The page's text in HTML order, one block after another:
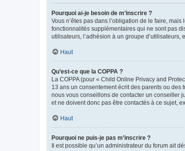
Pourquoi ai-je besoin de m’inscrire ?
Vous n’êtes pas dans l’obligation de le faire,
fonctionnalités supplémentaires qui ne sont pas
utilisateurs, l’adhésion à un groupe d’utilisateurs,
Haut
Qu’est-ce que la COPPA ?
La COPPA (pour « Child Online Privacy and
13 ans un consentement écrit des parents ou des
nous vous conseillons de contacter un conseiller
et ne doivent donc pas être contactés à ce sujet,
Haut
Pourquoi ne puis-je pas m’inscrire ?
Il est possible qu’un administrateur du forum ait